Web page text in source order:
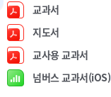
교과서
지도서
교사용 교과서
넘버스 교과서(iOS)